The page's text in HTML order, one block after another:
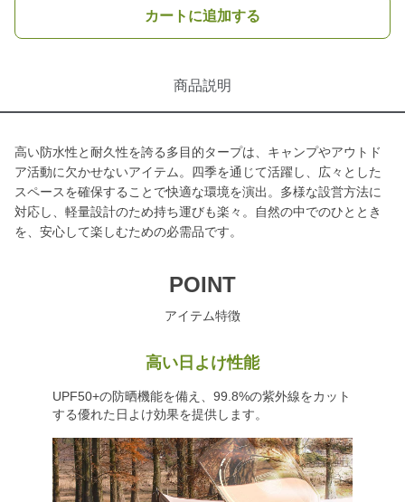
カートに追加する
商品説明
高い防水性と耐久性を誇る多目的タープは、キャンプやアウトド
ア活動に欠かせないアイテム。四季を通じて活躍し、広々とした
スペースを確保することで快適な環境を演出。多様な設営方法に
対応し、軽量設計のため持ち運びも楽々。自然の中でのひととき
を、安心して楽しむための必需品です。
POINT
アイテム特徴
高い日よけ性能
UPF50+の防晒機能を備え、99.8%の紫外線をカット
する優れた日よけ効果を提供します。